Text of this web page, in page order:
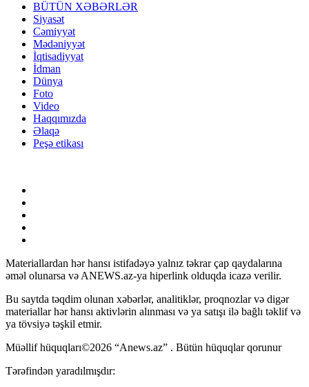
BÜTÜN XƏBƏRLƏR
Siyasət
Cəmiyyət
Mədəniyyət
İqtisadiyyat
İdman
Dünya
Foto
Video
Haqqımızda
Əlaqə
Peşə etikası
Materiallardan hər hansı istifadəyə yalnız təkrar çap qaydalarına
əməl olunarsa və ANEWS.az-ya hiperlink olduqda icazə verilir.
Bu saytda təqdim olunan xəbərlər, analitiklər, proqnozlar və digər
materiallar hər hansı aktivlərin alınması və ya satışı ilə bağlı təklif və
ya tövsiyə təşkil etmir.
Müəllif hüquqları©2026 “Anews.az” . Bütün hüquqlar qorunur
Tərəfindən yaradılmışdır: